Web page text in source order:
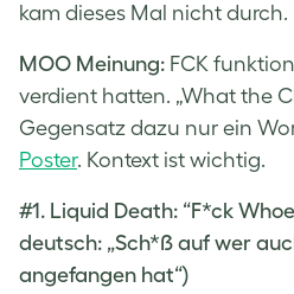
kam dieses Mal nicht durch.
MOO Meinung: FCK
verdient hatten. „What the
Gegensatz dazu nur ein
Poster. Kontext ist wichtig.
#1. Liquid Death: “F*ck
deutsch: „Sch*ß auf wer
angefangen hat“)